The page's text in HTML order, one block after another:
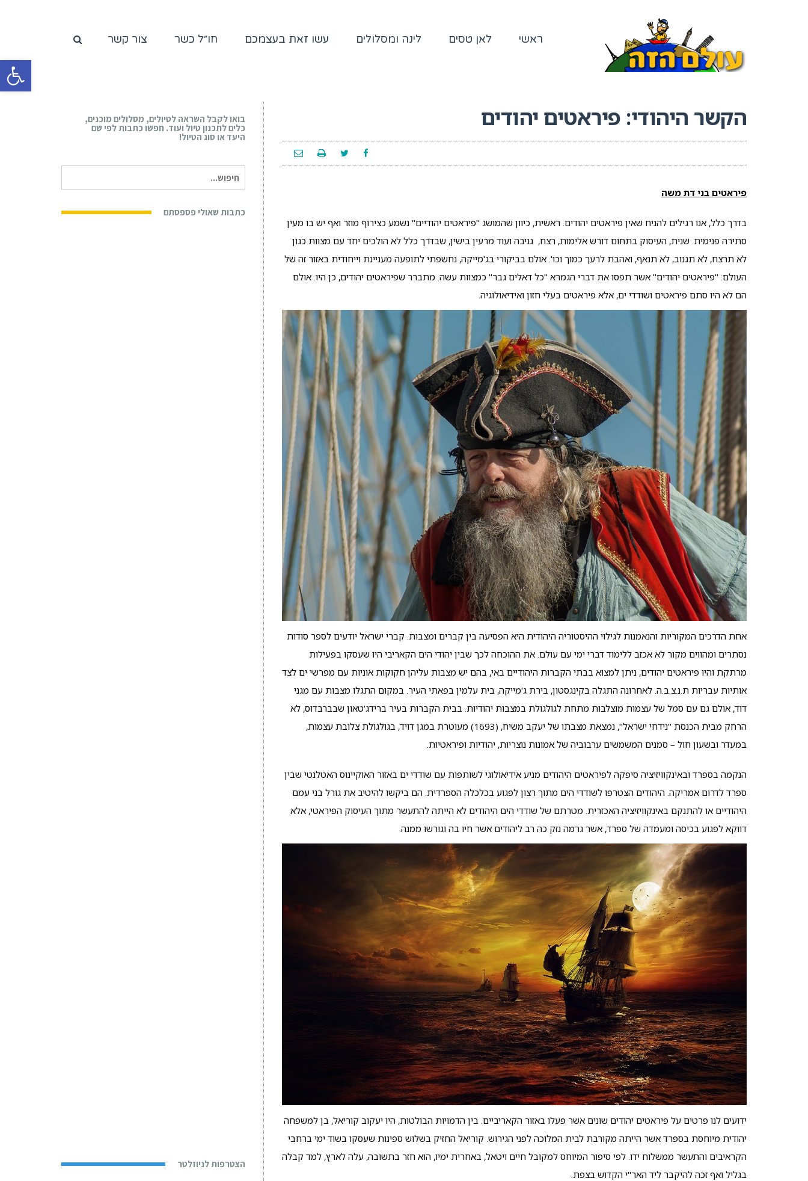
פתח
ראשי לאן טסים לינה ומסלולים עשו זאת בעצמכם חו״ל כשר צור קשר
הקשר היהודי: פיראטים יהודים
פיראטים בני דת משה
בדרך כלל, אנו רגילים להניח שאין פיראטים יהודים. ראשית, כיוון שהמושג "פיראטים יהודיים" נשמע כצירוף מוזר ואף יש בו מעין
סתירה פנימית. שנית, העיסוק בתחום דורש אלימות, רצח, גניבה ועוד מרעין בישין, שבדרך כלל לא הולכים יחד עם מצוות כגון
לא תרצח, לא תגנוב, לא תנאף, ואהבת לרעך כמוך וכו'. אולם בביקורי בג'מייקה, נחשפתי לתופעה מעניינת וייחודית באזור זה של
העולם: "פיראטים יהודים" אשר תפסו את דברי הגמרא "כל דאלים גבר" כמצוות עשה. מתברר שפיראטים יהודים, כן היו. אולם
הם לא היו סתם פיראטים ושודדי ים, אלא פיראטים בעלי חזון ואידיאולוגיה.
אחת הדרכים המקוריות והנאמנות לגילוי ההיסטוריה היהודית היא הפסיעה בין קברים ומצבות. קברי ישראל יודעים לספר סודות
נסתרים ומהווים מקור לא אכזב ללימוד דברי ימי עם עולם. את ההוכחה לכך שבין יהודי הים הקאריבי היו שעסקו בפעילות
מרתקת והיו פיראטים יהודים, ניתן למצוא בבתי הקברות היהודיים באי, בהם יש מצבות עליהן חקוקות אוניות עם מפרשי ים לצד
אותיות עבריות ת.נ.צ.ב.ה. לאחרונה התגלה בקינגסטון, בירת ג'מייקה, בית עלמין בפאתי העיר. במקום התגלו מצבות עם מגני
דוד, אולם גם עם סמל של עצמות מוצלבות מתחת לגולגולת במצבות יהודיות. בבית הקברות בעיר ברידג'טאון שבברבדוס, לא
הרחק מבית הכנסת "נידחי ישראל", נמצאת מצבתו של יעקב משיח, (1693) מעוטרת במגן דויד, בגולגולת צלובת עצמות,
במעדר ובשעון חול – סמנים המשמשים ערבוביה של אמונות נוצריות, יהודיות ופיראטיות.
הנקמה בספרד ובאינקוויזיציה סיפקה לפיראטים היהודים מניע אידיאולוגי לשותפות עם שודדי ים באזור האוקיינוס האטלנטי שבין
ספרד לדרום אמריקה. היהודים הצטרפו לשודדי הים מתוך רצון לפגוע בכלכלה הספרדית. הם ביקשו להיטיב את גורל בני עמם
היהודיים או להתנקם באינקוויזיציה האכזרית. מטרתם של שודדי הים היהודים לא הייתה להתעשר מתוך העיסוק הפיראטי, אלא
דווקא לפגוע בכיסה ומעמדה של ספרד, אשר גרמה נזק כה רב ליהודים אשר חיו בה וגורשו ממנה.
ידועים לנו פרטים על פיראטים יהודים שונים אשר פעלו באזור הקאריביים. בין הדמויות הבולטות, היו יעקוב קוריאל, בן למשפחה
יהודית מיוחסת בספרד אשר הייתה מקורבת לבית המלוכה לפני הגירוש. קוריאל החזיק בשלוש ספינות שעסקו בשוד ימי ברחבי
הקראיבים והתעשר ממשלוח ידו. לפי סיפור המיוחס למקובל חיים ויטאל, באחרית ימיו, הוא חזר בתשובה, עלה לארץ, למד קבלה
בגליל ואף זכה להיקבר ליד האר"י הקדוש בצפת.
בואו לקבל השראה לטיולים, מסלולים מוכנים,
כלים לתכנון טיול ועוד. חפשו כתבות לפי שם
היעד או סוג הטיול!
עבור:
כתבות שאולי פספסתם
הצטרפות לניוזלטר